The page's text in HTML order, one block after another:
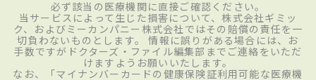
必ず該当の医療機関に直接ご確認ください。
当サービスによって生じた損害について、株式会社ギミッ
ク、およびミーカンパニー株式会社ではその賠償の責任を一
切負わないものとします。 情報に誤りがある場合には、お
手数ですがドクターズ・ファイル編集部までご連絡をいただ
けますようお願いいたします。
なお、「マイナンバーカードの健康保険証利用可能な医療機